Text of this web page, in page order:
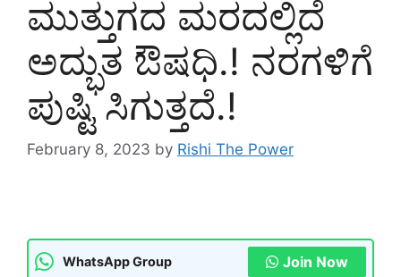
ಮುತ್ತುಗದ ಮರದಲ್ಲಿದೆ
ಅದ್ಭುತ ಔಷಧಿ.! ನರಗಳಿಗೆ
ಪುಷ್ಟಿ ಸಿಗುತ್ತದೆ.!
February 8, 2023 by Rishi The Power
WhatsApp Group Join Now